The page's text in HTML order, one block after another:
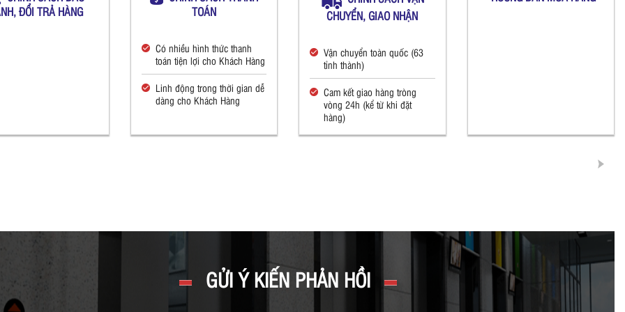
ĐỔI TRẢ HÀNG
TOÁN
Có nhiều hình thức thanh
toán tiện lợi cho Khách Hàng
Linh động trong thời gian dễ
dàng cho Khách Hàng
CHUYỂN, GIAO NHẬN
Vận chuyển toàn quốc (63
tỉnh thành)
Cam kết giao hàng tròng
vòng 24h (kể từ khi đặt
hàng)
GỬI Ý KIẾN PHẢN HỒI